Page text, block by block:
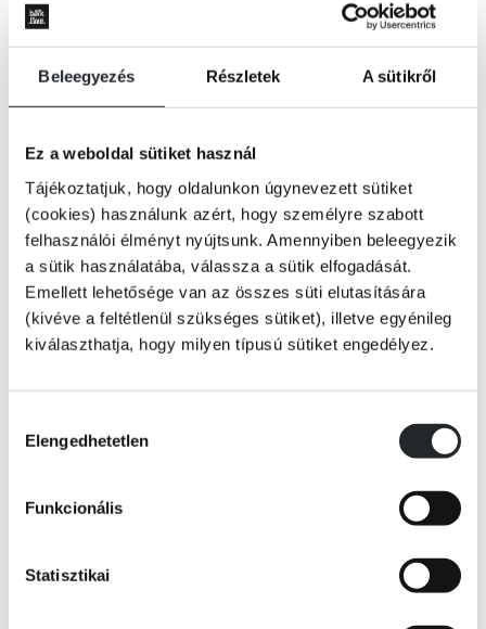
Beleegyezés Részletek A sütikről
Ez a weboldal sütiket használ
Tájékoztatjuk, hogy oldalunkon úgynevezett sütiket
(cookies) használunk azért, hogy személyre szabott
felhasználói élményt nyújtsunk. Amennyiben beleegyezik
a sütik használatába, válassza a sütik elfogadását.
Emellett lehetősége van az összes süti elutasítására
(kivéve a feltétlenül szükséges sütiket), illetve egyénileg
kiválaszthatja, hogy milyen típusú sütiket engedélyez.
kiválasztása
Elengedhetetlen
Funkcionális
Statisztikai
KOSÁRBA
„Három igazság van: az én igazságom, a te igazságod és az igazság.”
Cannes partjainál, egy jacht fedélzetén vérbe fagyva találnak rá a
milliárdos olasz család örökösnőjére, aki később a kórházban belehal
sérüléseibe. Vajon kinek állt érdekében megölni Orianát?
és titokzatos jazz-zongorista; a megfoghatatlan Adèle, a férj fiatal
olvasó elé tárja élete utolsó heteinek megrázó pillanatait.
Musso legújabb regénye lenyűgöző és merészen kiszámíthatatlan
Tovább
RÉSZLET A KÖNYVBŐL